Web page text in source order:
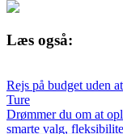
Læs også:
Rejs på budget uden
Ture
Drømmer du om at
smarte valg,